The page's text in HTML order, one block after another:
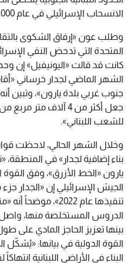
الانسحاب الإسرائيلي في عام 2000».
وطلب عون «إرفاق الشكوى
المتحدة التي تدحض النفي
كانت قد قالت «اليونيفيل» إن
الشهر الماضي لجدار خرساني
جنوب غربي بلدة يارون»، وتبين
جعل أكثر من 4 آلاف متر
للشعب اللبناني».
وخلال الشهر الحالي، لاحظت
بناء إضافية لجدار» في
يارون «الخط الأزرق»، وفق
الجيش الإسرائيلي إن «الجدار
تنفيذها عام 2022»،
الدروس المستخلصة منها، واصل
بينها تعزيز الحاجز المادي على
القوة الدولية في بيانها: «يُشكّل